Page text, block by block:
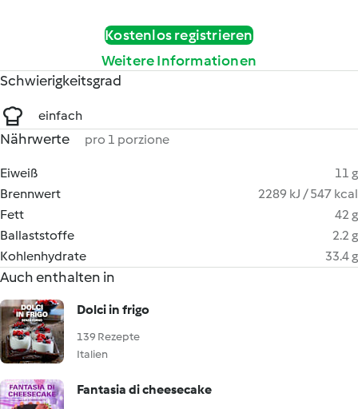
Kostenlos registrieren
Weitere Informationen
Schwierigkeitsgrad
einfach
Nährwerte pro 1 porzione
Eiweiß
11 g
Brennwert
2289 kJ / 547 kcal
Fett
42 g
Ballaststoffe
2.2 g
Kohlenhydrate
33.4 g
Auch enthalten in
Dolci in frigo
139 Rezepte
Italien
Fantasia di cheesecake